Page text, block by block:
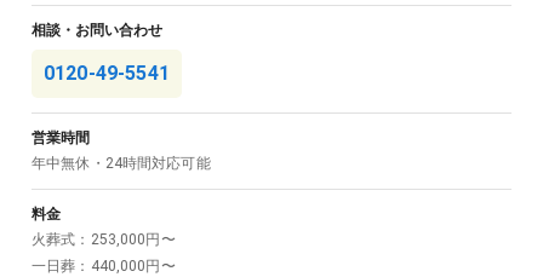
相談・お問い合わせ
0120-49-5541
営業時間
年中無休・24時間対応可能
料金
火葬式 ： 253,000 円〜
一日葬 ： 440,000 円〜